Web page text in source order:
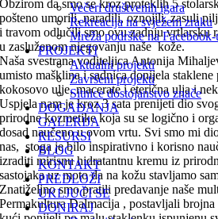
Večeri društvenih igara
Rekreacija na svježem zraku
Mreža podrške na Facebook-
PROJEKTI
Aktualni projekti
Završeni projekti
Sitnice dostojanstvo znače
DOGAĐANJA
GALERIJA
RESURSI
BLOG
KONTAKT
PREDLOŽI
UKLJUČI SE
DONIRAJ
Obzirom da smo se kroz proteklih 5
pošteno umorili, naradili, oznojili, zasuli
i travom odlučili smo ovu zadnju vrtlarsku
u zasluženom njegovanju naše kože.
Naša svestrana voditeljica Antonija
umisto mašklina i sadnica donijela staklene
kokosovo ulje, macerate i eterična ulja i
Uspjela nam je kroz 3 sata prenijeti dio
prirodne kozmetike koja su se logično i
dosad naučeno u ovom vrtu. Svi smo mi
nas, stoga je bilo inspirativno i korisno
izraditi mirisnu hidratantnu kremu iz
sastojaka uz moto da na kožu stavljamo
Znatiželjno smo pratili predavanje naše
Permakultura Dalmacija , postavljali